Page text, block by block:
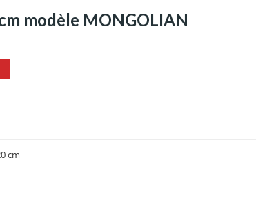
modèle MONGOLIAN
cm